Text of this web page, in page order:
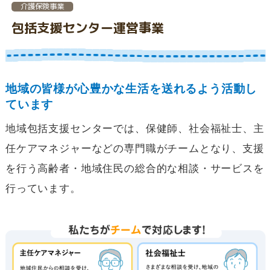
リ
ク
で
す。
メ
ン
コ
テ
介護保険事業
包括支援センター運営事業
地域の皆様が心豊かな生活を送れるよう活動し
ています
地域包括支援センターでは、保健師、社会福祉士、主
任ケアマネジャーなどの専門職がチームとなり、支援
を行う高齢者・地域住民の総合的な相談・サービスを
行っています。